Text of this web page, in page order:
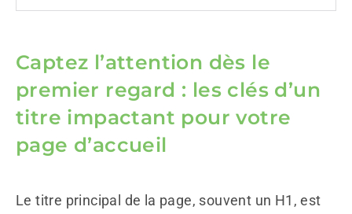
Captez l’attention dès le
premier regard : les clés d’un
titre impactant pour votre
page d’accueil
Le titre principal de la page, souvent un H1, est